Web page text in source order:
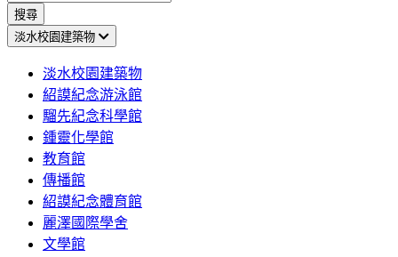
搜尋
淡水校園建築物
淡水校園建築物
紹謨紀念游泳館
騮先紀念科學館
鍾靈化學館
教育館
傳播館
紹謨紀念體育館
麗澤國際學舍
文學館